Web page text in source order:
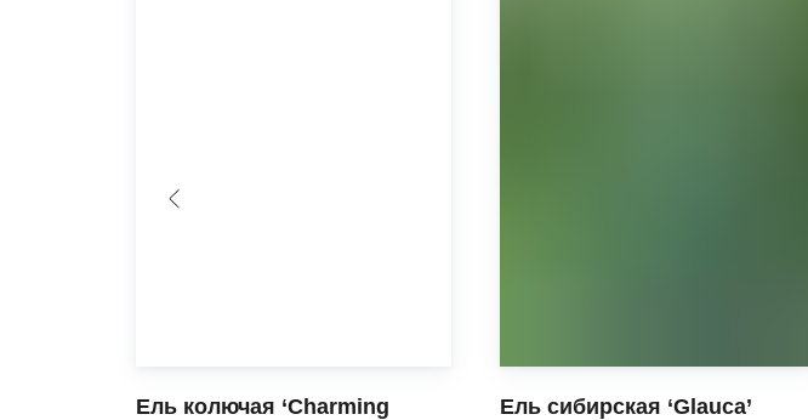
Ель колючая ‘Charming
Ель сибирская ‘Glauca’